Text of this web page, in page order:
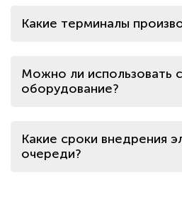
Какие терминалы
Можно ли использовать
оборудование?
Какие сроки внедрения
очереди?